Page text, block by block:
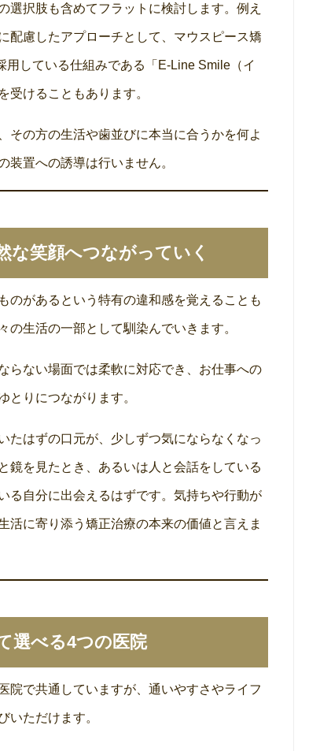
選択肢も含めてフラットに検討します。例え
配慮したアプローチとして、マウスピース矯
している仕組みである「E-Line Smile（イ
受けることもあります。
その方の生活や歯並びに本当に合うかを何よ
装置への誘導は行いません。
な笑顔へつながっていく
のがあるという特有の違和感を覚えることも
生活の一部として馴染んでいきます。
らない場面では柔軟に対応でき、お仕事への
とりにつながります。
たはずの口元が、少しずつ気にならなくなっ
鏡を見たとき、あるいは人と会話をしている
る自分に出会えるはずです。気持ちや行動が
活に寄り添う矯正治療の本来の価値と言えま
選べる4つの医院
院で共通していますが、通いやすさやライフ
いただけます。